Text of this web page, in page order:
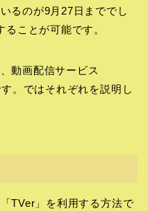
るのが9月27日まででし
ことが可能です。
動画配信サービス
。ではそれぞれを説明し
TVer」を利用する方法で